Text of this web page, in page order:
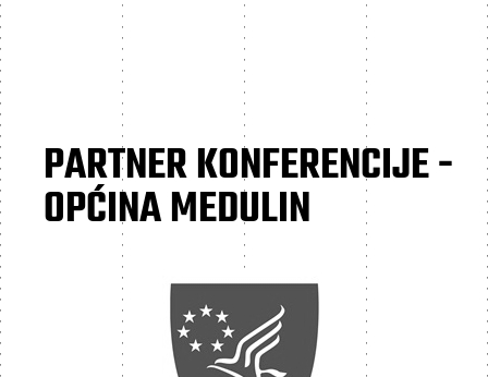
PARTNER KONFERENCIJE -
OPĆINA MEDULIN